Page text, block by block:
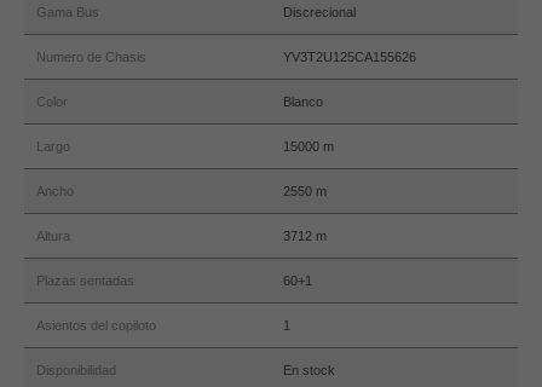
Gama Bus Discrecional
Numero de Chasis YV3T2U125CA155626
Color Blanco
Largo 15000 m
Ancho 2550 m
Altura 3712 m
Plazas sentadas 60+1
Asientos del copiloto 1
Disponibilidad En stock